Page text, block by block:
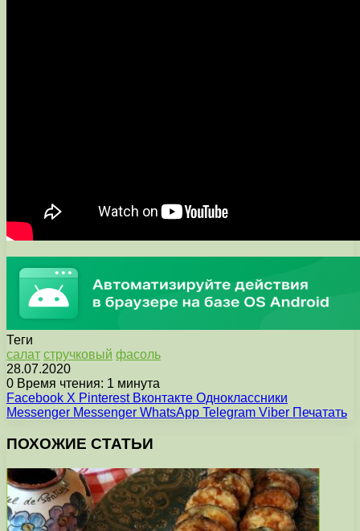
Теги
салат стручковый фасоль
28.07.2020
0 Время чтения: 1 минута
Facebook X Pinterest Вконтакте Одноклассники
Messenger Messenger WhatsApp Telegram Viber Печатать
ПОХОЖИЕ СТАТЬИ